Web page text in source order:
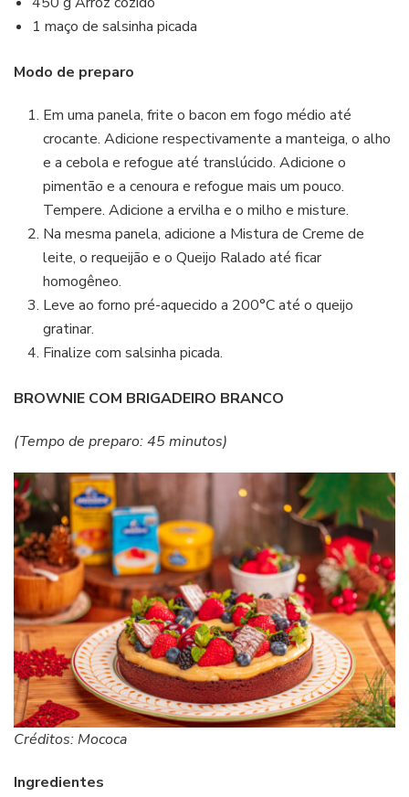
1 maço de salsinha picada
Modo de preparo
Em uma panela, frite o bacon em fogo médio até
crocante. Adicione respectivamente a manteiga, o alho
e a cebola e refogue até translúcido. Adicione o
pimentão e a cenoura e refogue mais um pouco.
Tempere. Adicione a ervilha e o milho e misture.
Na mesma panela, adicione a Mistura de Creme de
leite, o requeijão e o Queijo Ralado até ficar
homogêneo.
Leve ao forno pré-aquecido a 200°C até o queijo
gratinar.
Finalize com salsinha picada.
BROWNIE COM BRIGADEIRO BRANCO
(Tempo de preparo: 45 minutos)
Créditos: Mococa
Ingredientes